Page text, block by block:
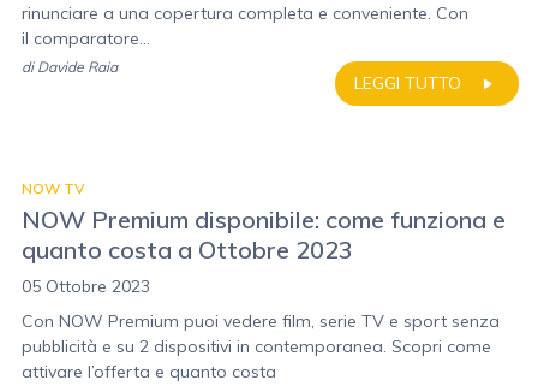
rinunciare a una copertura completa e conveniente. Con
il comparatore...
LEGGI TUTTO
di Davide Raia
NOW TV
NOW Premium disponibile: come funziona e
quanto costa a Ottobre 2023
05 Ottobre 2023
Con NOW Premium puoi vedere film, serie TV e sport senza
pubblicità e su 2 dispositivi in contemporanea. Scopri come
attivare l’offerta e quanto costa